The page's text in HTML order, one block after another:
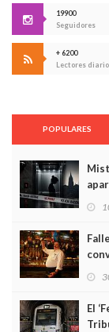
19900
Seguidores
+ 6200
Lectores
POPULARES
El